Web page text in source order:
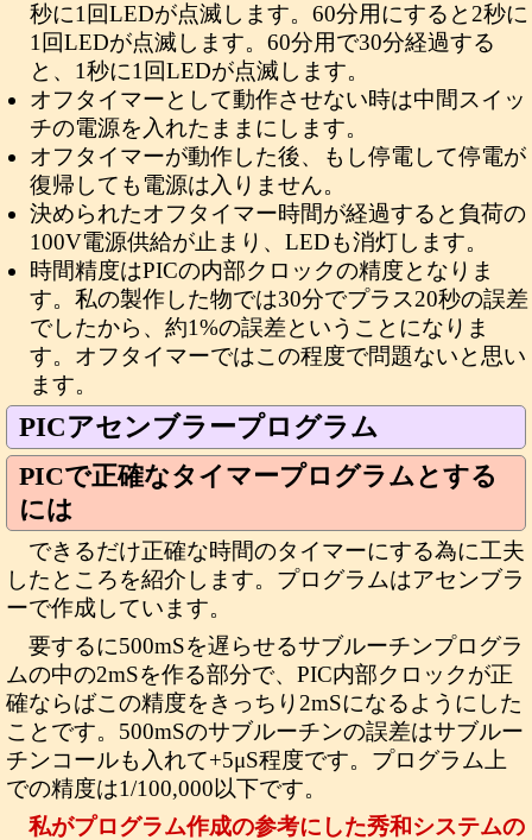
秒に1回LEDが点滅します。60分用にすると2秒に
1回LEDが点滅します。60分用で30分経過する
と、1秒に1回LEDが点滅します。
オフタイマーとして動作させない時は中間スイッ
チの電源を入れたままにします。
オフタイマーが動作した後、もし停電して停電が
復帰しても電源は入りません。
決められたオフタイマー時間が経過すると負荷の
100V電源供給が止まり、LEDも消灯します。
時間精度はPICの内部クロックの精度となりま
す。私の製作した物では30分でプラス20秒の誤差
でしたから、約1%の誤差ということになりま
す。オフタイマーではこの程度で問題ないと思い
ます。
PICアセンブラープログラム
PICで正確なタイマープログラムとする
には
できるだけ正確な時間のタイマーにする為に工夫
したところを紹介します。プログラムはアセンブラ
ーで作成しています。
要するに500mSを遅らせるサブルーチンプログラ
ムの中の2mSを作る部分で、PIC内部クロックが正
確ならばこの精度をきっちり2mSになるようにした
ことです。500mSのサブルーチンの誤差はサブルー
チンコールも入れて+5μS程度です。プログラム上
での精度は1/100,000以下です。
私がプログラム作成の参考にした秀和システムの